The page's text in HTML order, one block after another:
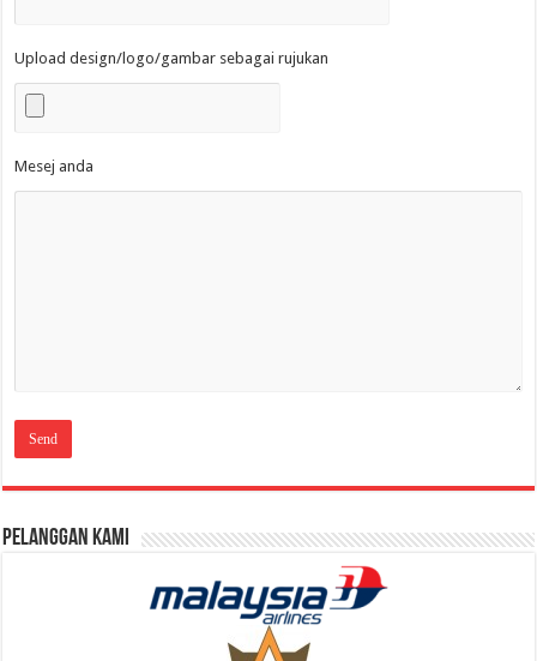
Upload design/logo/gambar sebagai rujukan
Mesej anda
Pelanggan Kami